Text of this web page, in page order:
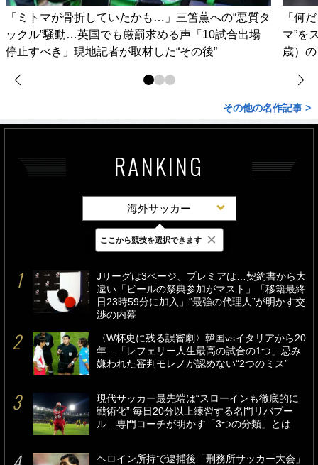
「ミトマが骨折していたかも…」三笘薫への“悪質タ
ックル”騒動…英国でも厳罰求める声「10試合出場
停止すべき」現地記者が取材した“その後”
「何
マ”を
歳）
その他の名作記事 >
RANKING
海外サッカー
最新 24時間 週間
Jリーグは3ページ、プレミアは…契約書から大
違い「ビールの祭典参加がマスト」「移籍最終
日23時59分に加入」“最強の代理人”が明かす交
渉の内幕
〈W杯史に残る誤審劇〉韓国vsイタリアから20
年…「レフェリー人生最高の試合の1つ」忌み
嫌われた審判モレノが認めない“2つのミス”
現代サッカー最先端は“スローインも徹底的に
戦術化” 毎日20分以上練習する名門リバプー
ル…専門コーチが明かす「3つの分類」とは
ヘロイン所持で逮捕後「刑務所サッカー大会」
ここから競技を選択できます ×